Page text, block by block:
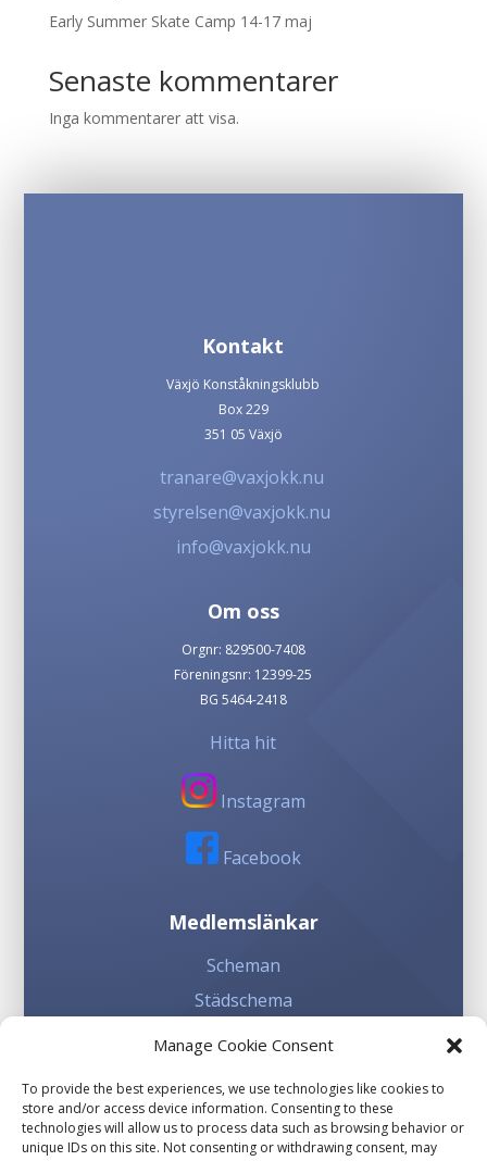
Manage Cookie Consent
To provide the best experiences, we use technologies like cookies to
store and/or access device information. Consenting to these
technologies will allow us to process data such as browsing behavior or
unique IDs on this site. Not consenting or withdrawing consent, may
Early Summer Skate Camp 14-17 maj
Senaste kommentarer
Inga kommentarer att visa.
Kontakt
Växjö Konståkningsklubb
Box 229
351 05 Växjö
tranare@vaxjokk.nu
styrelsen@vaxjokk.nu
info@vaxjokk.nu
Om oss
Orgnr: 829500-7408
Föreningsnr: 12399-25
BG 5464-2418
Hitta hit
Instagram
Facebook
Medlemslänkar
Scheman
Städschema
Kioskschema
Involvera dig
Sponsorhuset